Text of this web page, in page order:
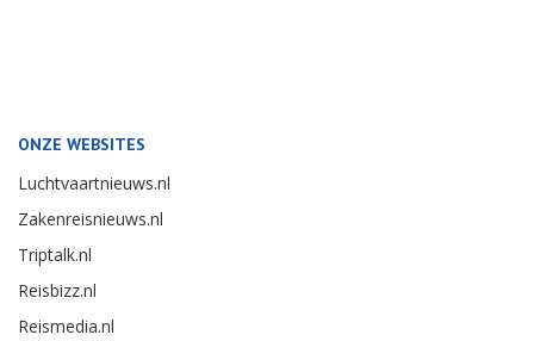
ONZE WEBSITES
Luchtvaartnieuws.nl
Zakenreisnieuws.nl
Triptalk.nl
Reisbizz.nl
Reismedia.nl